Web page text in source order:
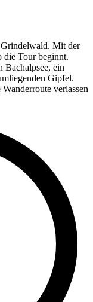
Mit der
die Tour beginnt.
Bachalpsee, ein
Gipfel.
verlassen